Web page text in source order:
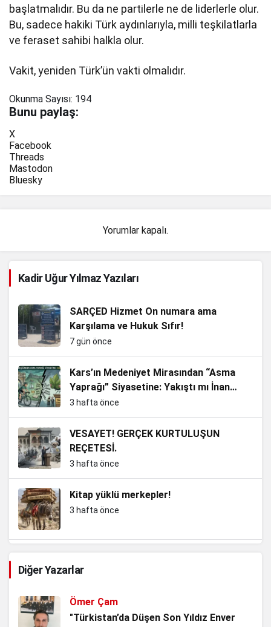
başlatmalıdır. Bu da ne partilerle ne de liderlerle olur.
Bu, sadece hakiki Türk aydınlarıyla, milli teşkilatlarla
ve feraset sahibi halkla olur.
Vakit, yeniden Türk’ün vakti olmalıdır.
Okunma Sayısı: 194
Bunu paylaş:
X
Facebook
Threads
Mastodon
Bluesky
Yorumlar kapalı.
Kadir Uğur Yılmaz Yazıları
SARÇED Hizmet On numara ama
Karşılama ve Hukuk Sıfır!
7 gün önce
Kars’ın Medeniyet Mirasından “Asma
Yaprağı” Siyasetine: Yakıştı mı İnan
Bey?
3 hafta önce
VESAYET! GERÇEK KURTULUŞUN
REÇETESİ.
3 hafta önce
Kitap yüklü merkepler!
3 hafta önce
Taşımak mı, Ruhunu Yaşatmak mı?
Noter Çilesi, Makamı alan kendisini
Diğer Yazarlar
Ömer Çam
"Türkistan’da Düşen Son Yıldız Enver